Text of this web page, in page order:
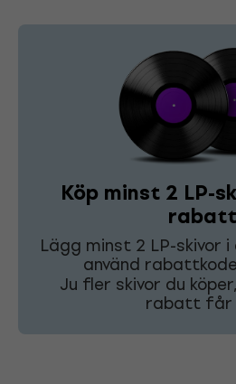
Köp minst 2 LP-
rabatt
Lägg minst 2 LP-skivor
använd
Ju fler skivor du
rabatt får